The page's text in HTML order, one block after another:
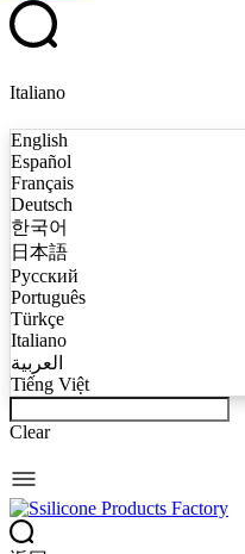
Italiano
English
Español
Français
Deutsch
한국어
日本語
Русский
Português
Türkçe
Italiano
العربية
Tiếng Việt
Clear